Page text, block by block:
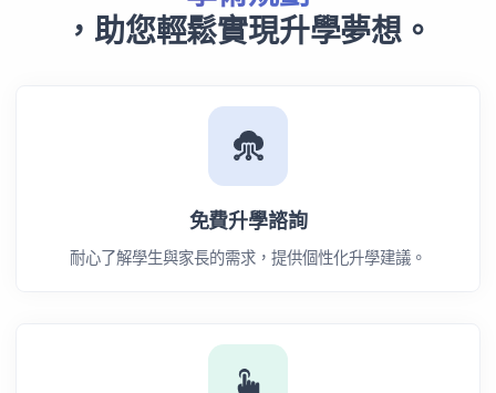
，助您輕鬆實現升學夢想。
免費升學諮詢
耐心了解學生與家長的需求，提供個性化升學建議。